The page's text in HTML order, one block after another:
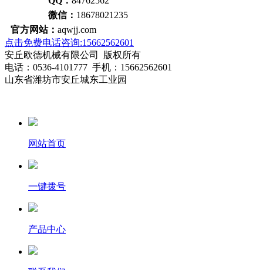
微信： 18678021235
官方网站： aqwjj.com
点击免费电话咨询:15662562601
安丘欧德机械有限公司 版权所有
电话：0536-4101777 手机：15662562601
山东省潍坊市安丘城东工业园
网站首页
一键拨号
产品中心